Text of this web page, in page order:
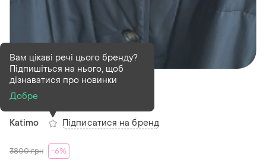
Деактивований 1 шт
Кейп пончо katimo
Katimo
Вам цікаві речі цього бренду?
Підпишіться на нього, щоб
дізнаватися про новинки
Добре
Підписатися на бренд
3800грн -6%